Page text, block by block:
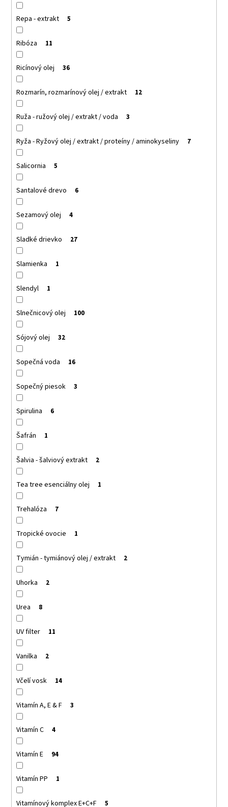
Repa - extrakt 5
Ribóza 11
Ricínový olej 36
Rozmarín, rozmarínový olej / extrakt 12
Ruža - ružový olej / extrakt / voda 3
Ryža - Ryžový olej / extrakt / proteíny / aminokyseliny 7
Salicornia 5
Santalové drevo 6
Sezamový olej 4
Sladké drievko 27
Slamienka 1
Slendyl 1
Slnečnicový olej 100
Sójový olej 32
Sopečná voda 16
Sopečný piesok 3
Spirulina 6
Šafrán 1
Šalvia - šalviový extrakt 2
Tea tree esenciálny olej 1
Trehalóza 7
Tropické ovocie 1
Tymián - tymiánový olej / extrakt 2
Uhorka 2
Urea 8
UV filter 11
Vanilka 2
Včelí vosk 14
Vitamín A, E & F 3
Vitamín C 4
Vitamín E 94
Vitamín PP 1
Vitamínový komplex E+C+F 5